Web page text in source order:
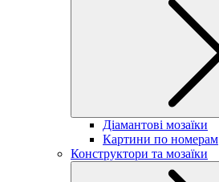
Діамантові мозаїки
Картини по номерам
Конструктори та мозаїки